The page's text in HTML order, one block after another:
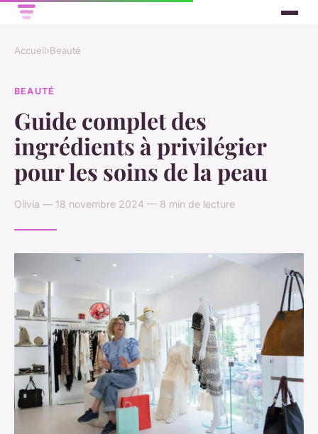
Accueil›Beauté
BEAUTÉ
Guide complet des
ingrédients à privilégier
pour les soins de la peau
Olivia — 18 novembre 2024 — 8 min de lecture